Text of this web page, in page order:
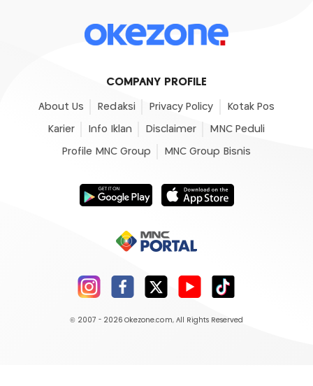
COMPANY PROFILE
About Us Redaksi Privacy Policy Kotak Pos
Karier Info Iklan Disclaimer MNC Peduli
Profile MNC Group MNC Group Bisnis
© 2007 - 2026 Okezone.com, All Rights Reserved